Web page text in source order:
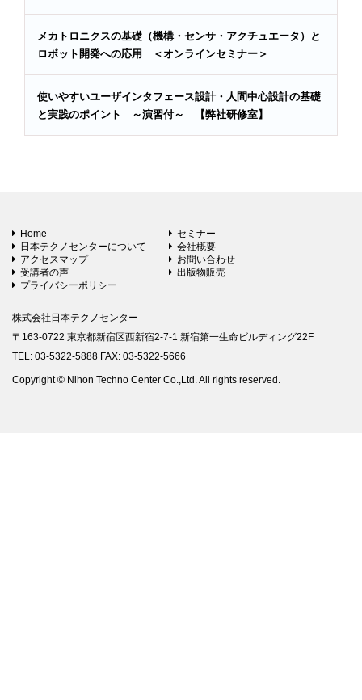
メカトロニクスの基礎（機構・センサ・アクチュエータ）と
ロボット開発への応用 ＜オンラインセミナー＞
使いやすいユーザインタフェース設計・人間中心設計の基礎
と実践のポイント ～演習付～ 【弊社研修室】
Home
セミナー
日本テクノセンターについて
会社概要
アクセスマップ
お問い合わせ
受講者の声
出版物販売
プライバシーポリシー
株式会社日本テクノセンター
〒163-0722 東京都新宿区西新宿2-7-1 新宿第一生命ビルディング22F
TEL: 03-5322-5888 FAX: 03-5322-5666
Copyright © Nihon Techno Center Co.,Ltd. All rights reserved.